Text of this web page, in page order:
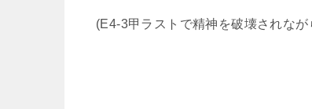
(E4-3甲ラストで精神を破壊されなが